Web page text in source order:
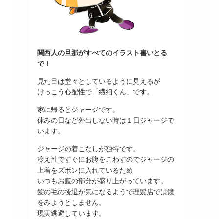
関西人の旦那がすべてのイラスト書いとる
で！
見た目は堂々としているように見えるが
けっこう心配性で「繊細くん」です。
家に帰るとジャージです。
休みの日など外出しない時は１日ジャージで
います。
ジャージの着こなしが独特です。
冷え性ですぐにお腹をこわすのでジャージの
上着をズボンに入れているため
いつもお腹の部分が盛り上がっています。
髪の毛の後退が気になるようで理髪店では鏡
をみようとしません。
現実逃避しています。